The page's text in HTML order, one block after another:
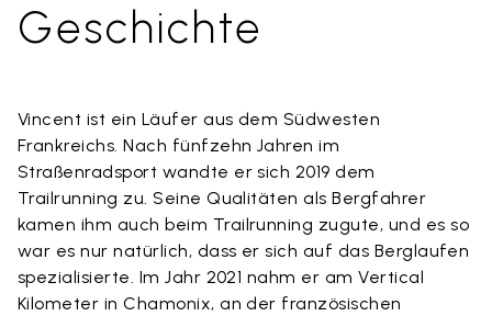
Geschichte
Vincent ist ein Läufer aus dem Südwesten
Frankreichs. Nach fünfzehn Jahren im
Straßenradsport wandte er sich 2019 dem
Trailrunning zu. Seine Qualitäten als Bergfahrer
kamen ihm auch beim Trailrunning zugute, und es so
war es nur natürlich, dass er sich auf das Berglaufen
spezialisierte. Im Jahr 2021 nahm er am Vertical
Kilometer in Chamonix, an der französischen